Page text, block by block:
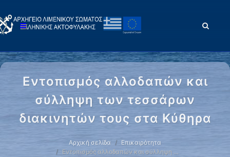
Εντοπισμός αλλοδαπών και
σύλληψη των τεσσάρων
διακινητών τους στα Κύθηρα
Αρχική σελίδα
Επικαιρότητα
Εντοπισμός αλλοδαπών και σύλληψη …